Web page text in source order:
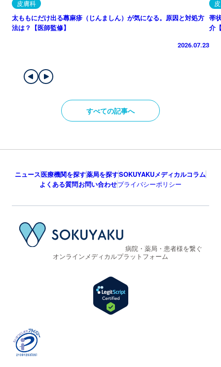
皮膚科
太ももにだけ出る蕁麻疹（じんましん）が気になる。原因と対処方
法は？【医師監修】
2026.07.23
帯
介
すべての記事へ
ニュース医療機関を探す薬局を探すSOKUYAKUメディカルコラム
よくある質問お問い合わせプライバシーポリシー
病院・薬局・患者様を繋ぐ
オンラインメディカルプラットフォーム